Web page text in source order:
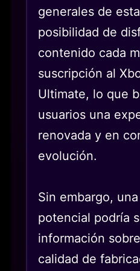
generales de
posibilidad de
contenido cada
suscripción al
Ultimate, lo que
usuarios una
renovada y en
evolución.
Sin embargo,
potencial podría
información
calidad de